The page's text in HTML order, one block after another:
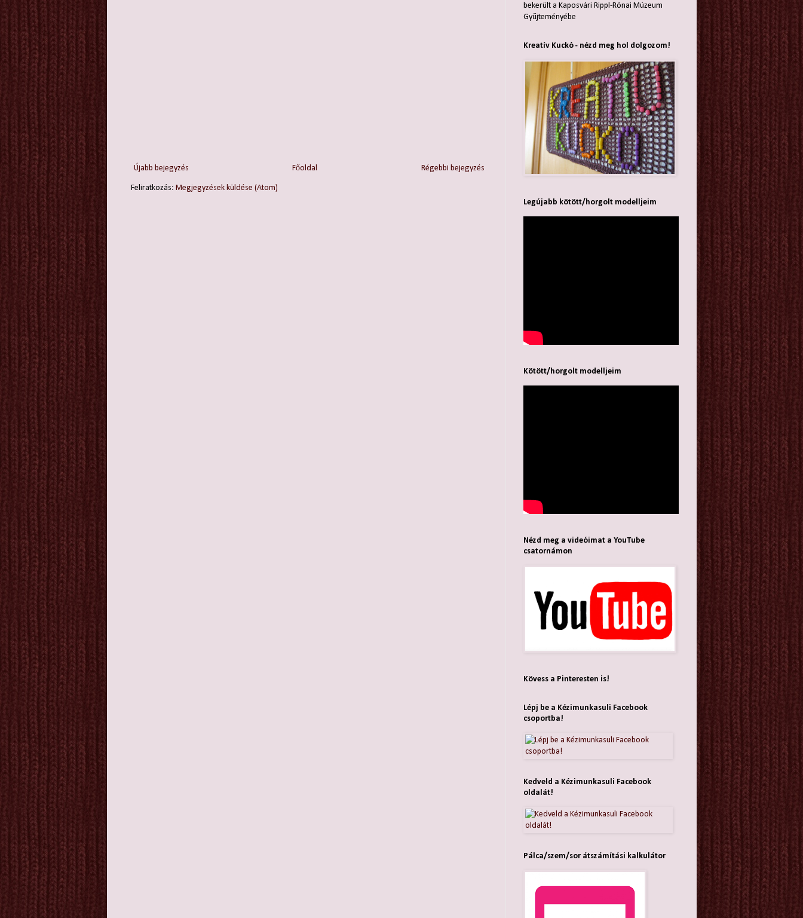
Újabb bejegyzés Régebbi bejegyzés
Főoldal
Feliratkozás: Megjegyzések küldése (Atom)
bekerült a Kaposvári Rippl-Rónai Múzeum
Gyűjteményébe
Kreatív Kuckó - nézd meg hol dolgozom!
Legújabb kötött/horgolt modelljeim
Kötött/horgolt modelljeim
Nézd meg a videóimat a YouTube
csatornámon
Kövess a Pinteresten is!
Lépj be a Kézimunkasuli Facebook
csoportba!
Kedveld a Kézimunkasuli Facebook
oldalát!
Pálca/szem/sor átszámítási kalkulátor